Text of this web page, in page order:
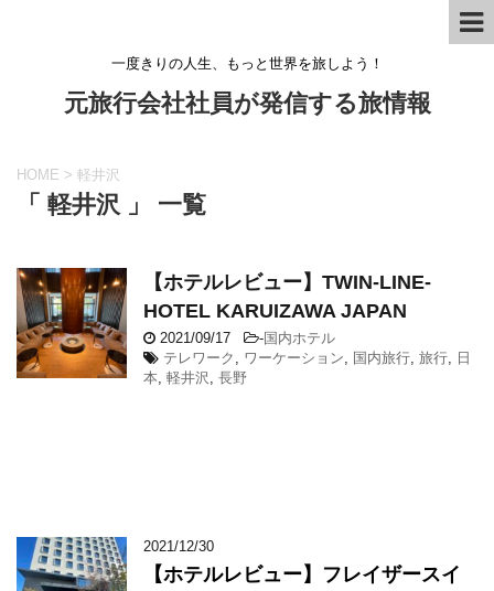
一度きりの人生、もっと世界を旅しよう！
元旅行会社社員が発信する旅情報
HOME > 軽井沢
「 軽井沢 」 一覧
【ホテルレビュー】TWIN-LINE-
HOTEL KARUIZAWA JAPAN
2021/09/17 -国内ホテル
テレワーク , ワーケーション, 国内旅行, 旅行, 日
本, 軽井沢 , 長野
2021/12/30
【ホテルレビュー】フレイザースイ